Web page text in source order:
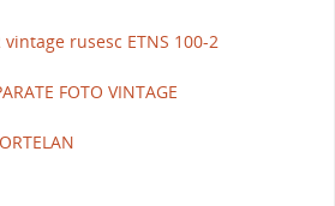
vintage rusesc ETNS 100-2
FOTO VINTAGE